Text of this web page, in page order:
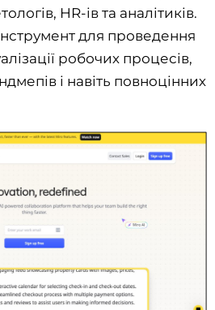
HR-ів та аналітиків.
для проведення
робочих процесів,
і навіть повноцінних